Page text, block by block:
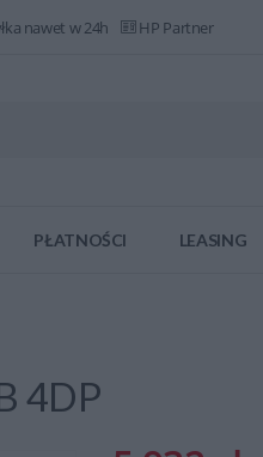
nawet w 24h HP Partner
PŁATNOŚCI LEASING
4DP